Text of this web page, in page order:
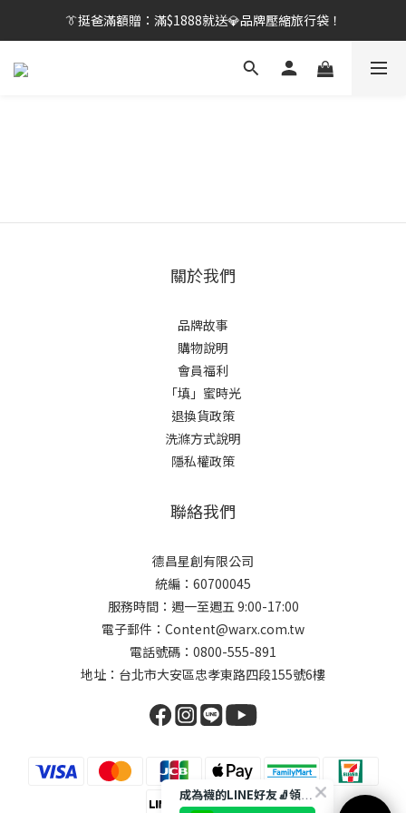
👔挺爸行動：全館襪款【最低$149起】✨立即下單！
👔挺爸滿額贈：滿$1888就送💎品牌壓縮旅行袋！
【刷卡/電子支付限定】下單送✨WARX品牌質感杯袋！
關於我們
品牌故事
購物說明
會員福利
「填」蜜時光
退換貨政策
洗滌方式說明
隱私權政策
聯絡我們
德昌星創有限公司
統編：60700045
服務時間：週一至週五 9:00-17:00
電子郵件：Content@warx.com.tw
電話號碼：0800-555-891
地址：台北市大安區忠孝東路四段155號6樓
成為襪的LINE好友🧦領取$50折扣碼